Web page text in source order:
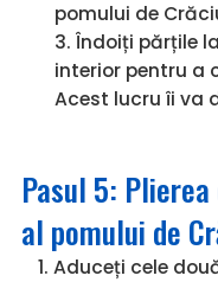
pomului de
Îndoiți părțile
interior pentru a
Acest lucru îi va
Pasul 5:
al pomului de
Aduceți cele